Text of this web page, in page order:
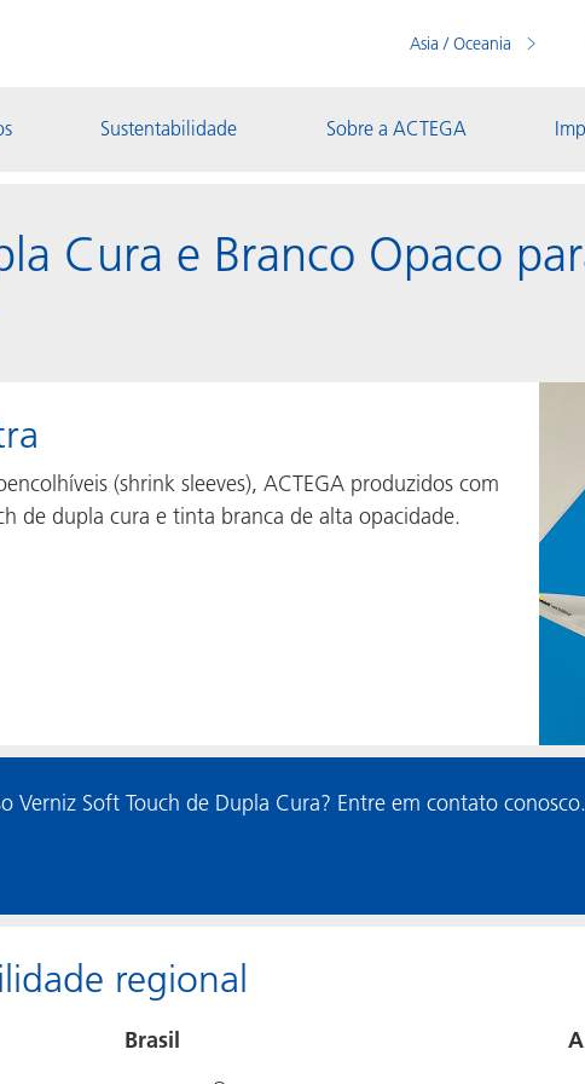
Asia / Oceania
Sustentabilidade Sobre a ACTEGA
Cura e Branco Opaco
(shrink sleeves), ACTEGA produzidos com
de dupla cura e tinta branca de alta opacidade.
Verniz Soft Touch de Dupla Cura? Entre em contato conosco.
regional
Brasil